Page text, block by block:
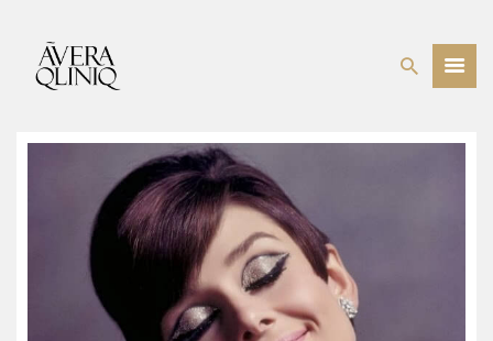
BEHANDELINGEN
PRIJSLIJST
WEBSHOP
OVER ONS